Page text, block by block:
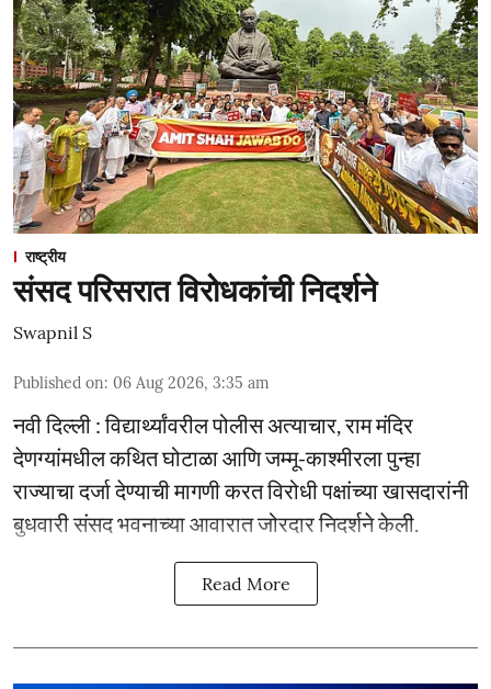
राष्ट्रीय
संसद परिसरात विरोधकांची निदर्शने
Swapnil S
Published on: 06 Aug 2026, 3:35 am
नवी दिल्ली : विद्यार्थ्यांवरील पोलीस अत्याचार, राम मंदिर
देणग्यांमधील कथित घोटाळा आणि जम्मू-काश्मीरला पुन्हा
राज्याचा दर्जा देण्याची मागणी करत विरोधी पक्षांच्या खासदारांनी
बुधवारी संसद भवनाच्या आवारात जोरदार निदर्शने केली.
Read More